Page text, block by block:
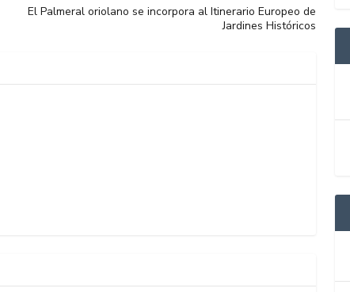
El Palmeral oriolano se incorpora al Itinerario Europeo de
Jardines Históricos